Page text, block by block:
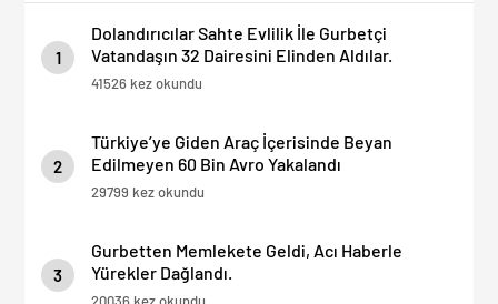
1
Dolandırıcılar Sahte Evlilik İle Gurbetçi
Vatandaşın 32 Dairesini Elinden Aldılar.
41526 kez okundu
2
Türkiye’ye Giden Araç İçerisinde Beyan
Edilmeyen 60 Bin Avro Yakalandı
29799 kez okundu
3
Gurbetten Memlekete Geldi, Acı Haberle
Yürekler Dağlandı.
20036 kez okundu